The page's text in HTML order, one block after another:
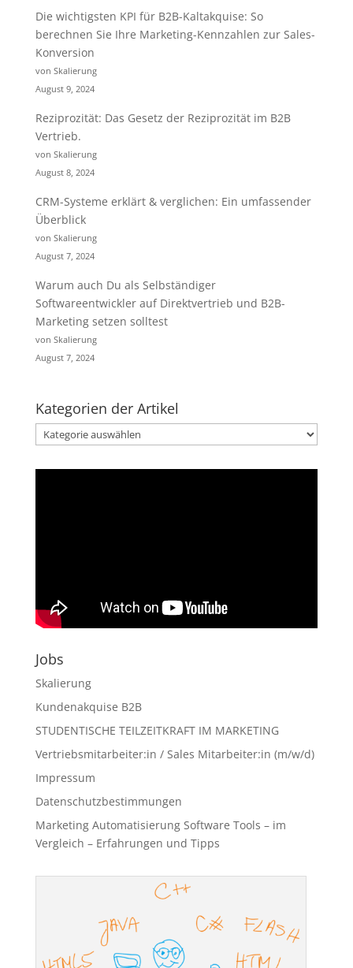
Die wichtigsten KPI für B2B-Kaltakquise: So
berechnen Sie Ihre Marketing-Kennzahlen zur Sales-
Konversion
von Skalierung
August 9, 2024
Reziprozität: Das Gesetz der Reziprozität im B2B
Vertrieb.
von Skalierung
August 8, 2024
CRM-Systeme erklärt & verglichen: Ein umfassender
Überblick
von Skalierung
August 7, 2024
Warum auch Du als Selbständiger
Softwareentwickler auf Direktvertrieb und B2B-
Marketing setzen solltest
von Skalierung
August 7, 2024
Kategorien der Artikel
Kategorien
der
Artikel
Jobs
Skalierung
Kundenakquise B2B
STUDENTISCHE TEILZEITKRAFT IM MARKETING
Vertriebsmitarbeiter:in / Sales Mitarbeiter:in (m/w/d)
Impressum
Datenschutzbestimmungen
Marketing Automatisierung Software Tools – im
Vergleich – Erfahrungen und Tipps